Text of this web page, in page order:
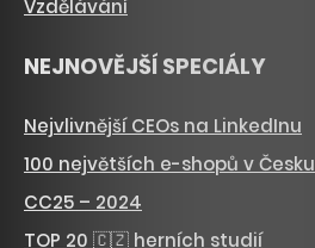
Vzdělávání
NEJNOVĚJŠÍ SPECIÁLY
Nejvlivnější CEOs na LinkedInu
100 největších e-shopů v Česku
CC25 – 2024
TOP 20 🇨🇿 herních studií